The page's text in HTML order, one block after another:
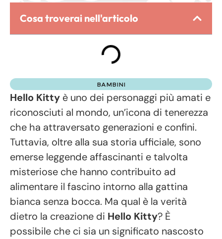
Cosa troverai nell'articolo
BAMBINI
Hello Kitty è uno dei personaggi più amati e
riconosciuti al mondo, un’icona di tenerezza
che ha attraversato generazioni e confini.
Tuttavia, oltre alla sua storia ufficiale, sono
emerse leggende affascinanti e talvolta
misteriose che hanno contribuito ad
alimentare il fascino intorno alla gattina
bianca senza bocca. Ma qual è la verità
dietro la creazione di Hello Kitty? È
possibile che ci sia un significato nascosto